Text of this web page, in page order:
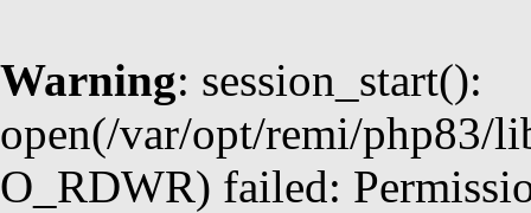
Warning: session_start():
open(/var/opt/remi/php83/
O_RDWR) failed: